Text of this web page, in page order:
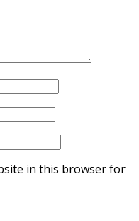
in this browser for